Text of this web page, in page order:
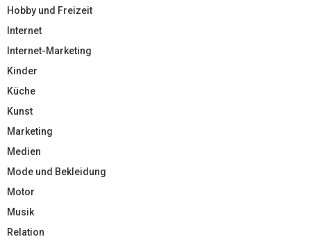
Hobby und Freizeit
Internet
Internet-Marketing
Kinder
Küche
Kunst
Marketing
Medien
Mode und Bekleidung
Motor
Musik
Relation